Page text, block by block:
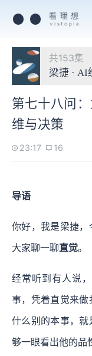
共153集
梁捷 ·
第七十八问
维与决策
23:17 16
导语
你好，我是梁捷，
大家聊一聊直觉。
经常听到有人说
事，凭着直觉来
什么别的本事，
够一眼看出他的品